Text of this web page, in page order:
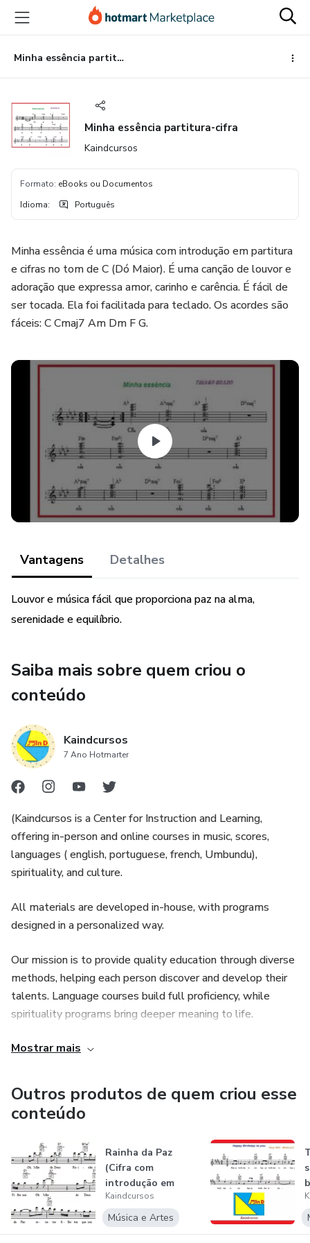
para
conteúdo
principal
para
pagamento
para
rodapé
Minha essência partitura-cifra
Minha essência partitura-cifra
Kaindcursos
Formato: eBooks ou Documentos
Idioma: Português
Minha essência é uma música com introdução em partitura
e cifras no tom de C (Dó Maior). É uma canção de louvor e
adoração que expressa amor, carinho e carência. É fácil de
ser tocada. Ela foi facilitada para teclado. Os acordes são
fáceis: C Cmaj7 Am Dm F G.
Vantagens Detalhes
Louvor e música fácil que proporciona paz na alma,
serenidade e equilíbrio.
Saiba mais sobre quem criou o
conteúdo
Kaindcursos
7 Ano Hotmarter
(Kaindcursos is a Center for Instruction and Learning,
offering in-person and online courses in music, scores,
languages ( english, portuguese, french, Umbundu),
spirituality, and culture.
All materials are developed in-house, with programs
designed in a personalized way.
Our mission is to provide quality education through diverse
methods, helping each person discover and develop their
talents. Language courses build full proficiency, while
spirituality programs bring deeper meaning to life.
We believe every individual carries God-given gifts, and our
That’s why we say: “We carry seeds of success.”)
Kaindcursos é um Centro de Instrução e Aprendizagem,
presencial e online em música (cifras, partituras, linguagem
musical, produção musical), idiomas (inglês, espanhol,
português, francês, Latim, Umbundu), espiritualidade,
cultura e outros serviços de relacionas à educação,
elaborando e editando os próprios conteúdos. Nosso
Mostrar mais
Outros produtos de quem criou esse
conteúdo
Rainha da Paz
(Cifra com
introdução em
partitura)
Kaindcursos
Música e Artes